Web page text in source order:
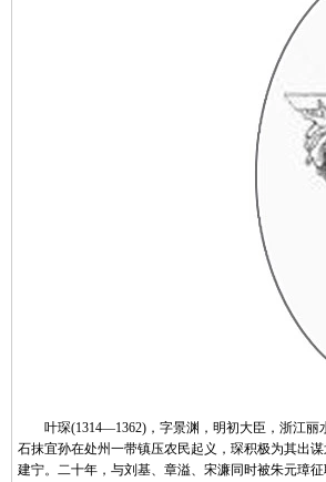
叶琛(1314—1362)，字景渊，明初大臣，浙江丽
石抹宜孙在处州一带镇压农民起义，琛积极为其出
建宁。二十年，与刘基、章溢、宋濂同时被朱元璋